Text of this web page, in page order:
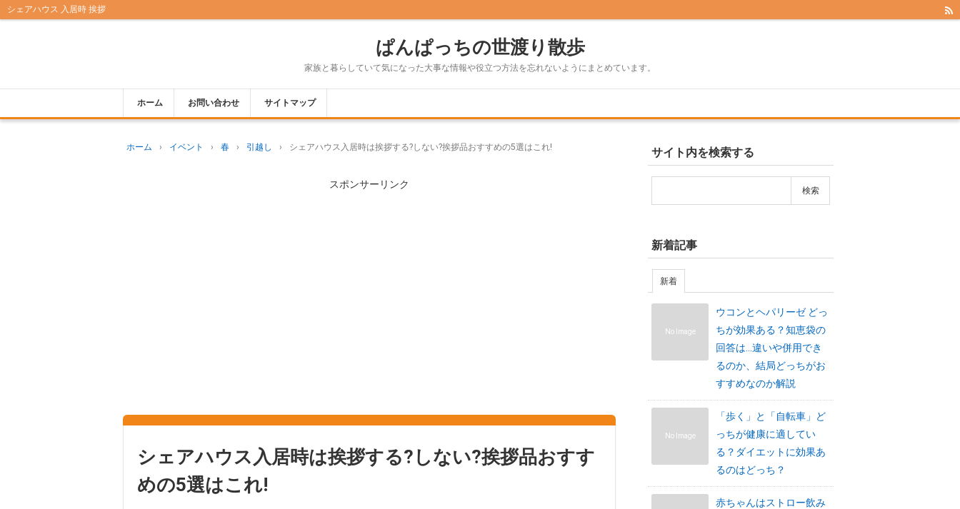
シェアハウス 入居時 挨拶
ぱんぱっちの世渡り散歩
家族と暮らしていて気になった大事な情報や役立つ方法を忘れないようにまとめています。
ホーム お問い合わせ サイトマップ
ホーム › イベント › 春 › 引越し › シェアハウス入居時は挨拶する?しない?挨拶品おすすめの5選はこれ!
スポンサーリンク
シェアハウス入居時は挨拶する?しない?挨拶品おすす
めの5選はこれ!
サイト内を検索する
新着記事
新着
No Image
ウコンとヘパリーゼ どっ
ちが効果ある？知恵袋の
回答は…違いや併用でき
るのか、結局どっちがお
すすめなのか解説
No Image
「歩く」と「自転車」ど
っちが健康に適してい
る？ダイエットに効果あ
るのはどっち？
赤ちゃんはストロー飲み